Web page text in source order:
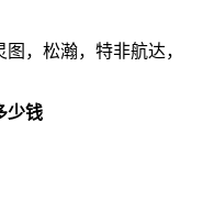
，松瀚，特非航达，
少钱